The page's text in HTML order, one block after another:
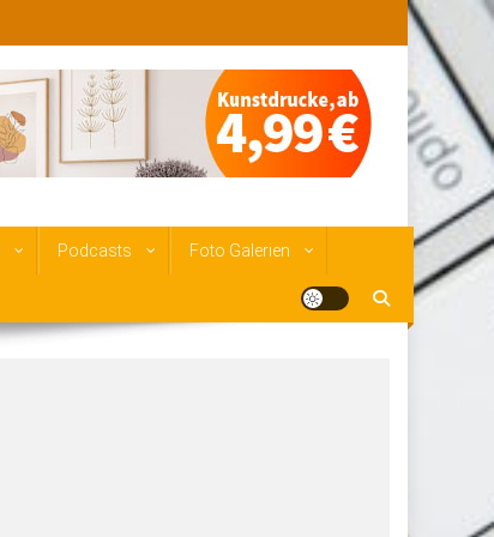
Podcasts Foto Galerien